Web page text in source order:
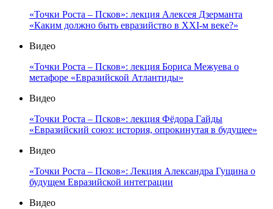
«Точки Роста – Псков»: лекция Алексея Дзерманта
«Каким должно быть евразийство в XXI-м веке?»
Видео
«Точки Роста – Псков»: лекция Бориса Межуева о
метафоре «Евразийской Атлантиды»
Видео
«Точки Роста – Псков»: лекция Фёдора Гайды
«Евразийский союз: история, опрокинутая в будущее»
Видео
«Точки Роста – Псков»: Лекция Александра Гущина о
будущем Евразийской интеграции
Видео